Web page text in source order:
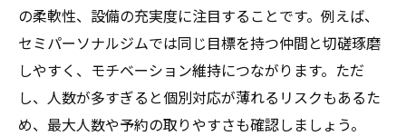
の柔軟性、設備の充実度に注目することです。例えば、
セミパーソナルジムでは同じ目標を持つ仲間と切磋琢磨
しやすく、モチベーション維持につながります。ただ
し、人数が多すぎると個別対応が薄れるリスクもあるた
め、最大人数や予約の取りやすさも確認しましょう。